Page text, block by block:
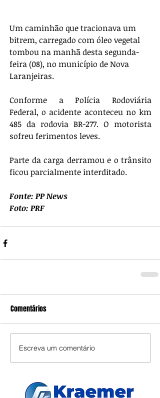
Um caminhão que tracionava um
bitrem, carregado com óleo vegetal
tombou na manhã desta segunda-
feira (08), no município de Nova
Laranjeiras.
Conforme a Polícia Rodoviária
Federal, o acidente aconteceu no km
485 da rodovia BR-277. O motorista
sofreu ferimentos leves.
Parte da carga derramou e o trânsito
ficou parcialmente interditado.
Fonte: PP News
Foto: PRF
Comentários
Escreva um comentário